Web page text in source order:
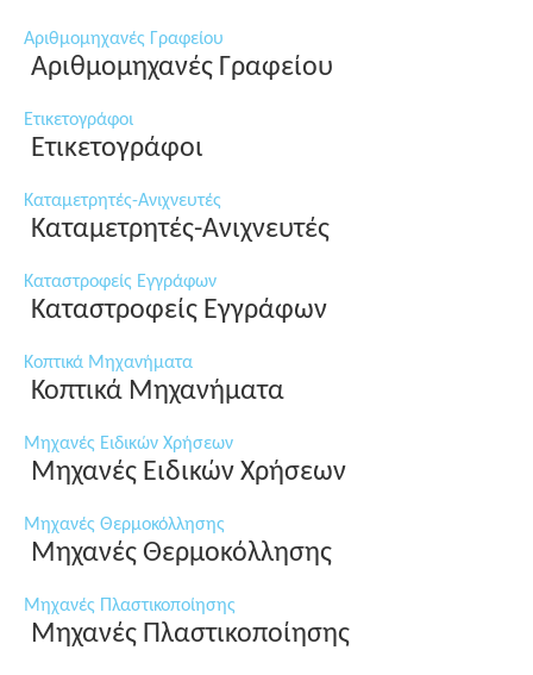
Αριθμομηχανές Γραφείου
Αριθμομηχανές Γραφείου
Ετικετογράφοι
Ετικετογράφοι
Καταμετρητές-Ανιχνευτές
Καταμετρητές-Ανιχνευτές
Καταστροφείς Εγγράφων
Καταστροφείς Εγγράφων
Κοπτικά Μηχανήματα
Κοπτικά Μηχανήματα
Μηχανές Ειδικών Χρήσεων
Μηχανές Ειδικών Χρήσεων
Μηχανές Θερμοκόλλησης
Μηχανές Θερμοκόλλησης
Μηχανές Πλαστικοποίησης
Μηχανές Πλαστικοποίησης